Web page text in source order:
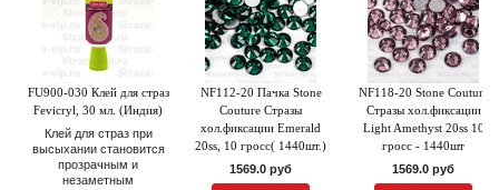
FU900-030 Клей для страз
Fevicryl, 30 мл. (Индия)
Клей для страз при
высыхании становится
прозрачным и
незаметным
NF112-20 Пачка Stone
Couture Стразы
хол.фиксации Emerald
20ss, 10 гросс( 1440шт.)
1569.0 руб
NF118-20 Stone Couture
Стразы хол.фиксации
Light Amethyst 20ss 10
гросс - 1440шт
1569.0 руб